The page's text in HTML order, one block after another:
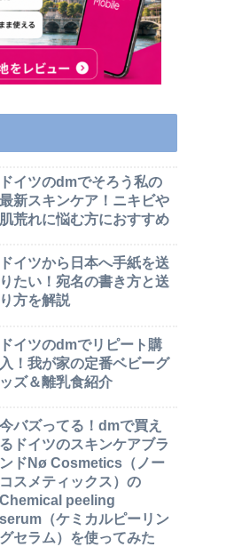
ドイツのdmでそろう私の
最新スキンケア！ニキビや
肌荒れに悩む方におすすめ
ドイツから日本へ手紙を送
りたい！宛名の書き方と送
り方を解説
ドイツのdmでリピート購
入！我が家の定番ベビーグ
ッズ＆離乳食紹介
今バズってる！dmで買え
るドイツのスキンケアブラ
ンドNø Cosmetics（ノー
コスメティックス）の
Chemical peeling
serum（ケミカルピーリン
グセラム）を使ってみた